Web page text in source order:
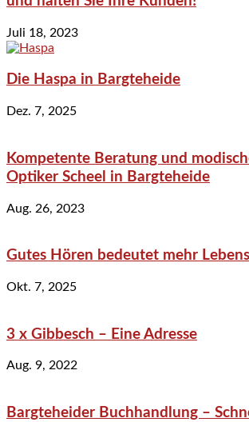
Juli 18, 2023
Die Haspa in Bargteheide
Dez. 7, 2025
Kompetente Beratung und
Optiker Scheel in Bargteheide
Aug. 26, 2023
Gutes Hören bedeutet mehr
Okt. 7, 2025
3 x Gibbesch – Eine Adresse
Aug. 9, 2022
Bargteheider Buchhandlung –